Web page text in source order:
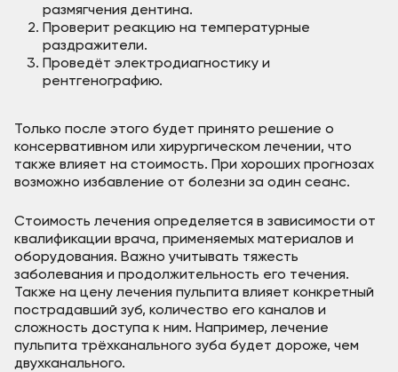
размягчения дентина.
Проверит реакцию на температурные
раздражители.
Проведёт электродиагностику и
рентгенографию.
Только после этого будет принято решение о
консервативном или хирургическом лечении, что
также влияет на стоимость. При хороших прогнозах
возможно избавление от болезни за один сеанс.
Стоимость лечения определяется в зависимости от
квалификации врача, применяемых материалов и
оборудования. Важно учитывать тяжесть
заболевания и продолжительность его течения.
Также на цену лечения пульпита влияет конкретный
пострадавший зуб, количество его каналов и
сложность доступа к ним. Например, лечение
пульпита трёхканального зуба будет дороже, чем
двухканального.